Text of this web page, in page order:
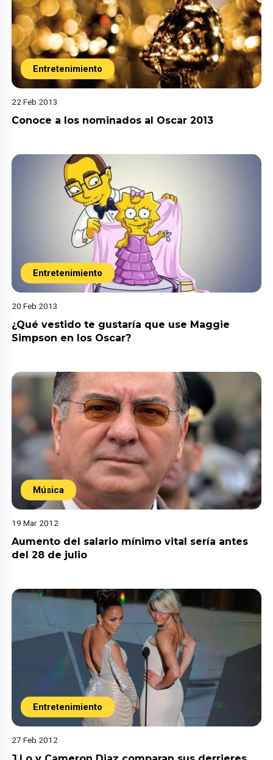
Entretenimiento
22 Feb 2013
Conoce a los nominados al Oscar 2013
Entretenimiento
20 Feb 2013
¿Qué vestido te gustaría que use Maggie
Simpson en los Oscar?
Música
19 Mar 2012
Aumento del salario mínimo vital sería antes
del 28 de julio
Entretenimiento
27 Feb 2012